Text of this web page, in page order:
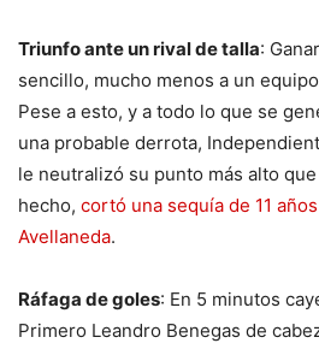
Triunfo ante un rival de talla:
sencillo, mucho menos a un
Pese a esto, y a todo lo que se
una probable derrota,
le neutralizó su punto más alto
hecho, cortó una sequía de 11
Avellaneda.
Ráfaga de goles: En 5 minutos
Primero Leandro Benegas de